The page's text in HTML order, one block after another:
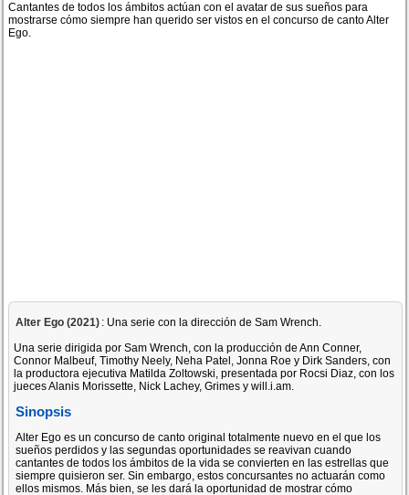
Cantantes de todos los ámbitos actúan con el avatar de sus sueños para
mostrarse cómo siempre han querido ser vistos en el concurso de canto Alter
Ego.
Alter Ego (2021) : Una serie con la dirección de Sam Wrench.
Una serie dirigida por Sam Wrench, con la producción de Ann Conner,
Connor Malbeuf, Timothy Neely, Neha Patel, Jonna Roe y Dirk Sanders, con
la productora ejecutiva Matilda Zoltowski, presentada por Rocsi Diaz, con los
jueces Alanis Morissette, Nick Lachey, Grimes y will.i.am.
Sinopsis
Alter Ego es un concurso de canto original totalmente nuevo en el que los
sueños perdidos y las segundas oportunidades se reavivan cuando
cantantes de todos los ámbitos de la vida se convierten en las estrellas que
siempre quisieron ser. Sin embargo, estos concursantes no actuarán como
ellos mismos. Más bien, se les dará la oportunidad de mostrar cómo